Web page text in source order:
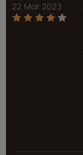
22 Mar 2023